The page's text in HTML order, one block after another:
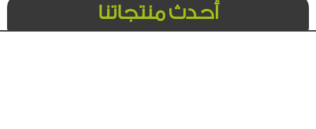
أحدث منتجاتنا